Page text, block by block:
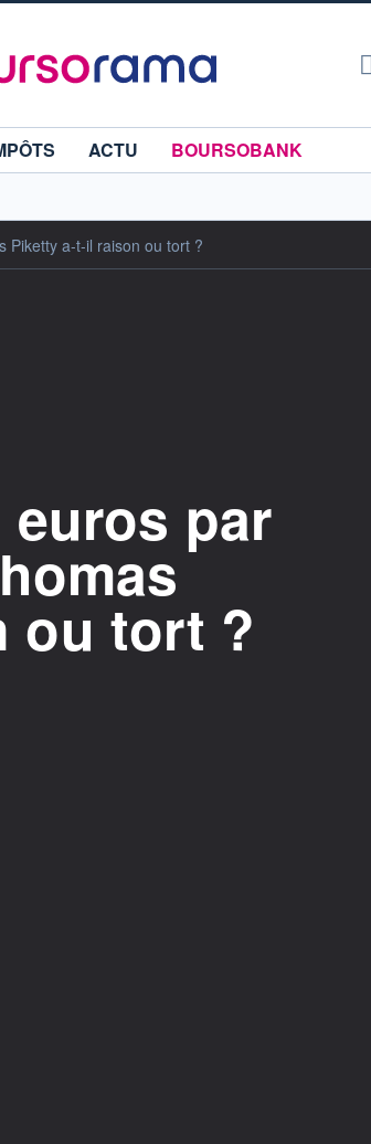
ACTU
BOURSOBANK
Piketty a-t-il raison ou tort ?
euros par
ou tort ?